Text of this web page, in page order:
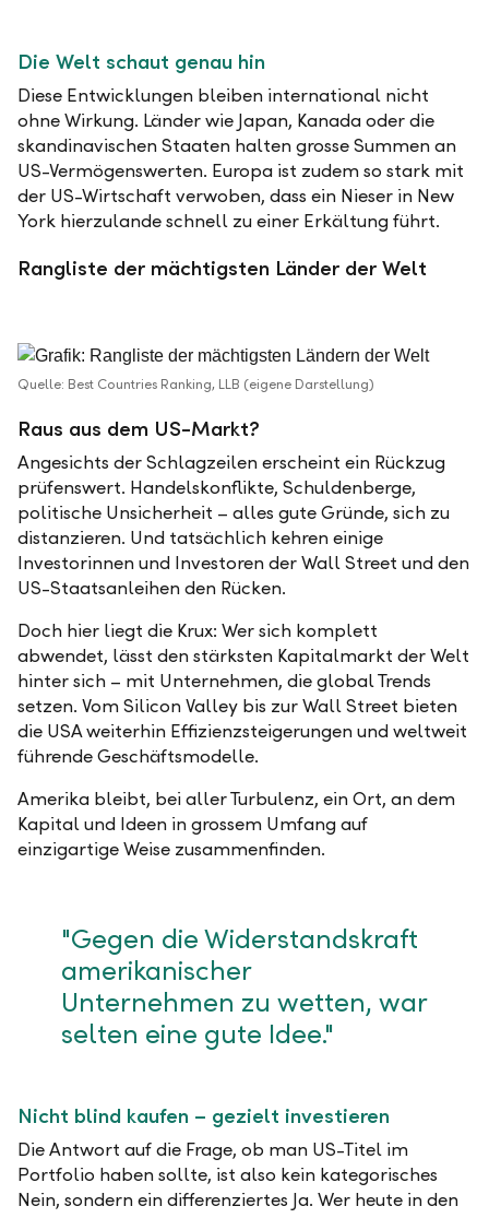
Die Welt schaut genau hin
Diese Entwicklungen bleiben international nicht
ohne Wirkung. Länder wie Japan, Kanada oder die
skandinavischen Staaten halten grosse Summen an
US-Vermögenswerten. Europa ist zudem so stark mit
der US-Wirtschaft verwoben, dass ein Nieser in New
York hierzulande schnell zu einer Erkältung führt.
Rangliste der mächtigsten Länder der Welt
Quelle: Best Countries Ranking, LLB (eigene Darstellung)
Raus aus dem US-Markt?
Angesichts der Schlagzeilen erscheint ein Rückzug
prüfenswert. Handelskonflikte, Schuldenberge,
politische Unsicherheit – alles gute Gründe, sich zu
distanzieren. Und tatsächlich kehren einige
Investorinnen und Investoren der Wall Street und den
US-Staatsanleihen den Rücken.
Doch hier liegt die Krux: Wer sich komplett
abwendet, lässt den stärksten Kapitalmarkt der Welt
hinter sich – mit Unternehmen, die global Trends
setzen. Vom Silicon Valley bis zur Wall Street bieten
die USA weiterhin Effizienzsteigerungen und weltweit
führende Geschäftsmodelle.
Amerika bleibt, bei aller Turbulenz, ein Ort, an dem
Kapital und Ideen in grossem Umfang auf
einzigartige Weise zusammenfinden.
"Gegen die Widerstandskraft
amerikanischer
Unternehmen zu wetten, war
selten eine gute Idee."
Nicht blind kaufen – gezielt investieren
Die Antwort auf die Frage, ob man US-Titel im
Portfolio haben sollte, ist also kein kategorisches
Nein, sondern ein differenziertes Ja. Wer heute in den